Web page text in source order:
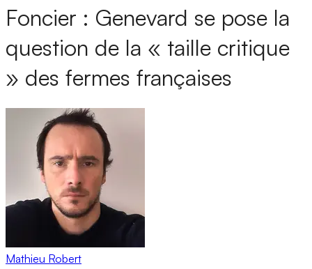
Foncier : Genevard se pose la
question de la « taille critique
» des fermes françaises
Mathieu Robert